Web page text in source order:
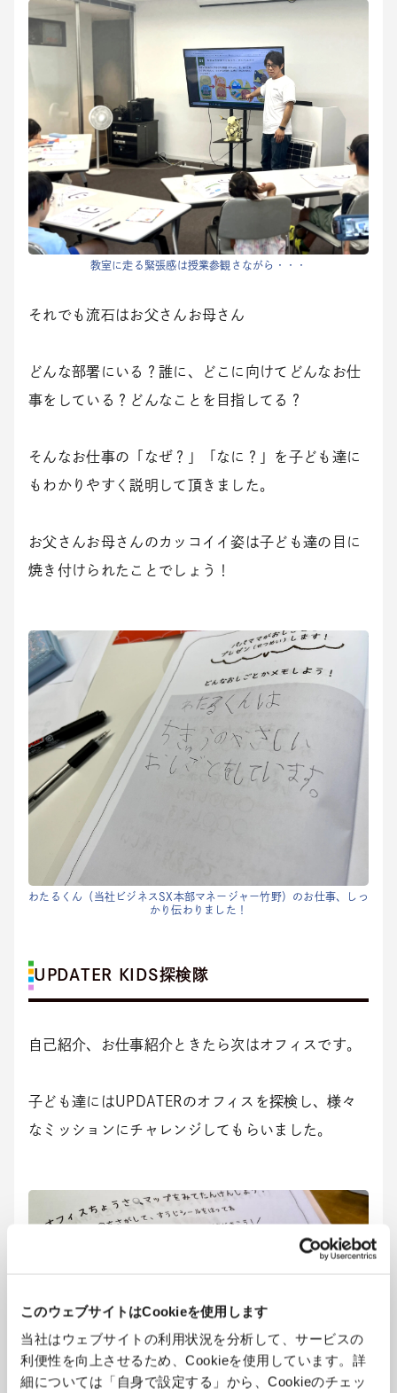
このウェブサイトはCookieを使用します
当社はウェブサイトの利用状況を分析して、サービスの
利便性を向上させるため、Cookieを使用しています。詳
細については「自身で設定する」から、Cookieのチェッ
教室に走る緊張感は授業参観さながら・・・
それでも流石はお父さんお母さん
どんな部署にいる？誰に、どこに向けてどんなお仕
事をしている？どんなことを目指してる？
そんなお仕事の「なぜ？」「なに？」を子ども達に
もわかりやすく説明して頂きました。
お父さんお母さんのカッコイイ姿は子ども達の目に
焼き付けられたことでしょう！
わたるくん（当社ビジネスSX本部マネージャー竹野）のお仕事、しっ
かり伝わりました！
UPDATER KIDS探検隊
自己紹介、お仕事紹介ときたら次はオフィスです。
子ども達にはUPDATERのオフィスを探検し、様々
なミッションにチャレンジしてもらいました。